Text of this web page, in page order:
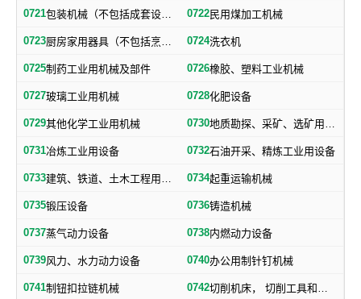
0721 包装机械（不包括成套设备专用包装机械） 0722民用煤加工机械
0723 厨房家用器具（不包括烹调、电气加热设备及厨房手工具） 0724洗衣机
0725制药工业用机械及部件 0726橡胶、塑料工业机械
0727玻璃工业用机械 0728化肥设备
0729其他化学工业用机械 0730 地质勘探、采矿、选矿用机械
0731冶炼工业用设备 0732石油开采、精炼工业用设备
0733 建筑、铁道、土木工程用机械 0734起重运输机械
0735锻压设备 0736铸造机械
0737蒸气动力设备 0738内燃动力设备
0739风力、水力动力设备 0740办公用制针钉机械
0741制钮扣拉链机械 0742 切削机床， 切削工具和其他金属加工机械